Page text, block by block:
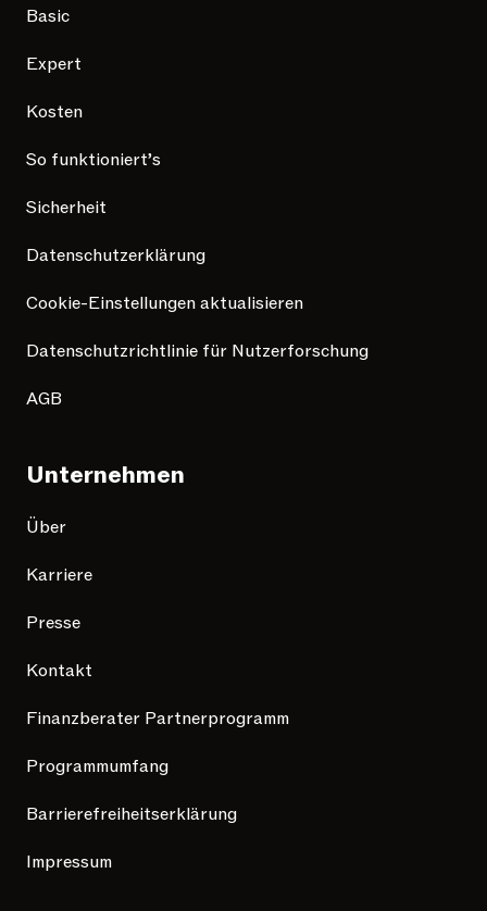
Basic
Expert
Kosten
So funktioniert’s
Sicherheit
Datenschutzerklärung
Cookie-Einstellungen aktualisieren
Datenschutzrichtlinie für Nutzerforschung
AGB
Unternehmen
Über
Karriere
Presse
Kontakt
Finanzberater Partnerprogramm
Programmumfang
Barrierefreiheitserklärung
Impressum